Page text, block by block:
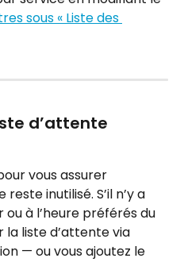
sous « Liste des
d’attente
vous assurer
inutilisé. S’il n’y a
à l’heure préférés du
la liste d’attente via
— ou vous ajoutez le